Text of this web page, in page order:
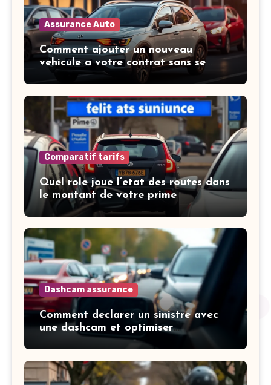
Assurance Auto
Comment ajouter un nouveau
vehicule a votre contrat sans se
tromper
Comparatif tarifs
Quel role joue l’etat des routes dans
le montant de votre prime
Dashcam assurance
Comment declarer un sinistre avec
une dashcam et optimiser
l’indemnisation